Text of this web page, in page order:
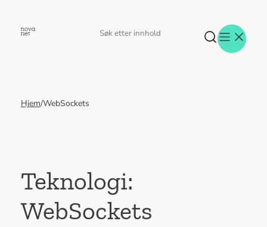
Aktuelt
Menneskene
Om oss
Jobb hos oss
Kontakt oss
Søk
Søk
Hjem/WebSockets
Teknologi:
WebSockets